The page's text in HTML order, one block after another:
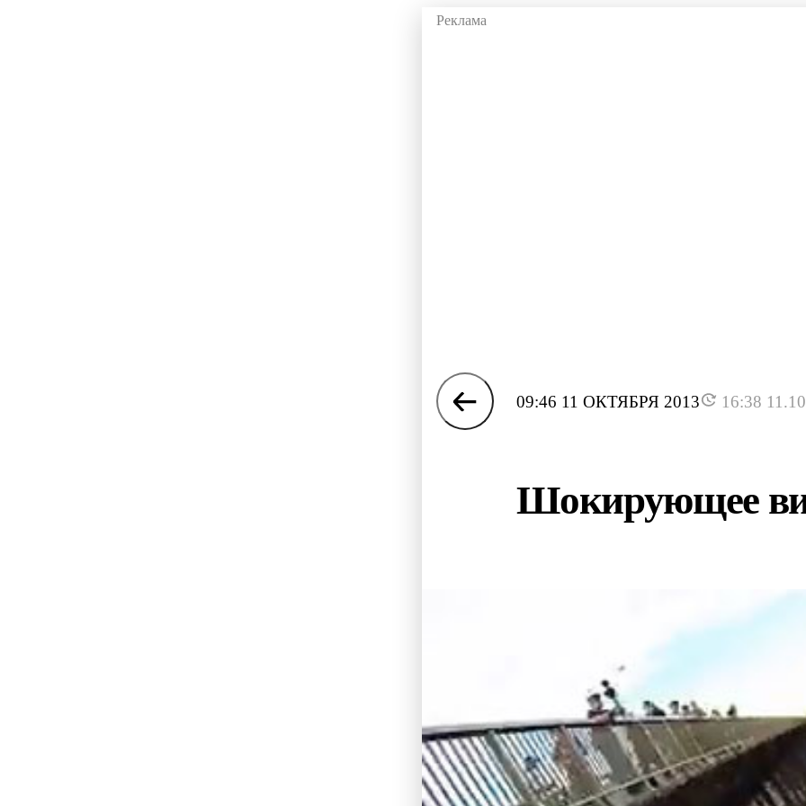
09:46 11 ОКТЯБРЯ 2013 16:38
Шокирующее